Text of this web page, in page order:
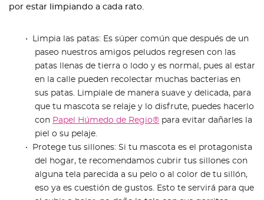
por estar limpiando a cada rato.
Limpia las patas: Es súper común que después de un
paseo nuestros amigos peludos regresen con las
patas llenas de tierra o lodo y es normal, pues al estar
en la calle pueden recolectar muchas bacterias en
sus patas. Limpiale de manera suave y delicada, para
que tu mascota se relaje y lo disfrute, puedes hacerlo
con Papel Húmedo de Regio® para evitar dañarles la
piel o su pelaje.
Protege tus sillones: Si tu mascota es el protagonista
del hogar, te recomendamos cubrir tus sillones con
alguna tela parecida a su pelo o al color de tu sillón,
eso ya es cuestión de gustos. Esto te servirá para que